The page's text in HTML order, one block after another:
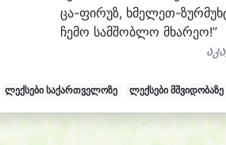
ცა-ფირუზ, ხმელეთ-
ჩემო სამშობლო მხარეო!”
ლექსები საქართველოზე ლექსები მშვიდობაზე